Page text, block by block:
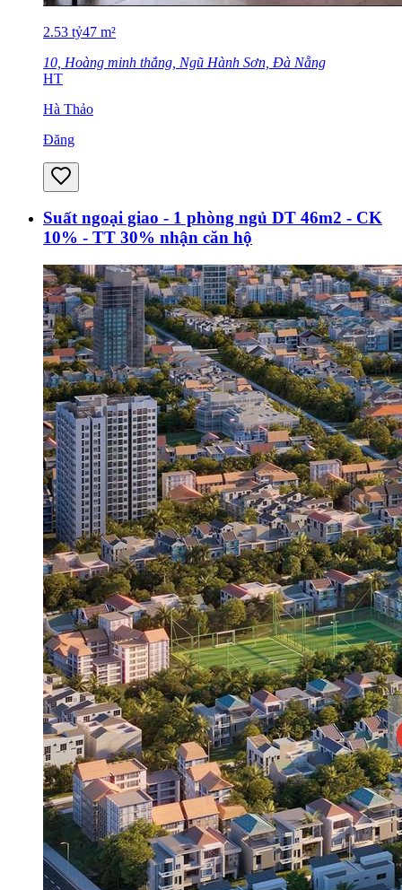
2.53 tỷ47 m²
10, Hoàng minh thắng, Ngũ Hành Sơn, Đà Nẵng
HT
Hà Thảo
Đăng
Suất ngoại giao - 1 phòng ngủ DT 46m2 - CK
10% - TT 30% nhận căn hộ